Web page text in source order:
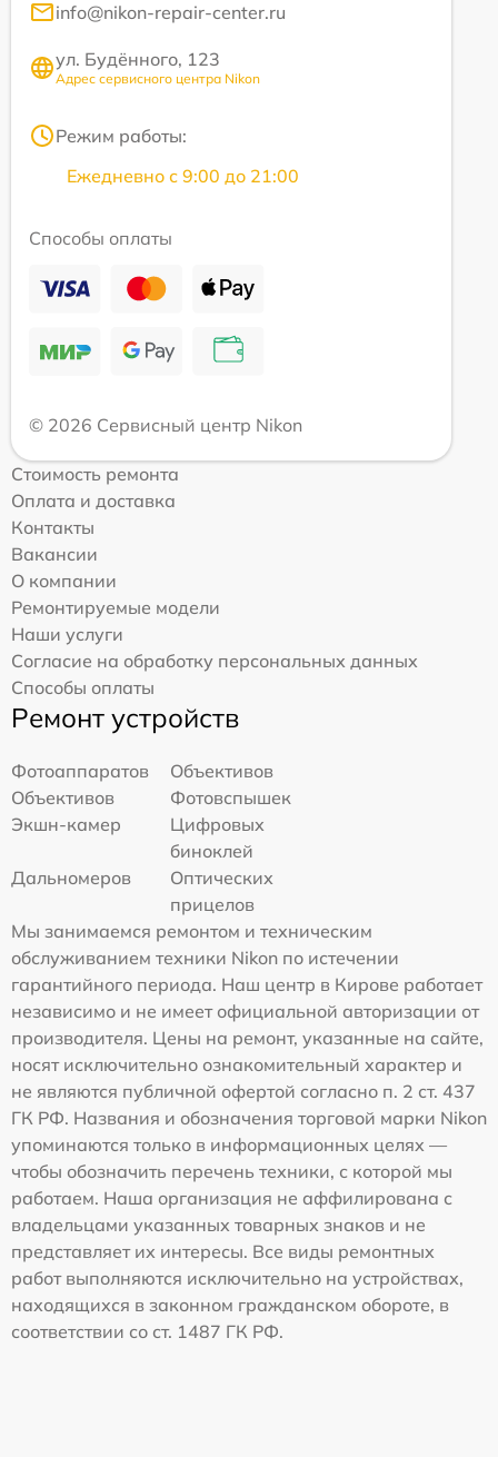
info@nikon-repair-center.ru
ул. Будённого, 123
Адрес сервисного центра Nikon
Режим работы:
Ежедневно с 9:00 до 21:00
Способы оплаты
© 2026 Сервисный центр Nikon
Стоимость ремонта
Оплата и доставка
Контакты
Вакансии
О компании
Ремонтируемые модели
Наши услуги
Согласие на обработку персональных данных
Способы оплаты
Ремонт устройств
Фотоаппаратов
Объективов
Объективов
Фотовспышек
Экшн-камер
Цифровых
биноклей
Дальномеров
Оптических
прицелов
Мы занимаемся ремонтом и техническим
обслуживанием техники Nikon по истечении
гарантийного периода. Наш центр в Кирове работает
независимо и не имеет официальной авторизации от
производителя. Цены на ремонт, указанные на сайте,
носят исключительно ознакомительный характер и
не являются публичной офертой согласно п. 2 ст. 437
ГК РФ. Названия и обозначения торговой марки Nikon
упоминаются только в информационных целях —
чтобы обозначить перечень техники, с которой мы
работаем. Наша организация не аффилирована с
владельцами указанных товарных знаков и не
представляет их интересы. Все виды ремонтных
работ выполняются исключительно на устройствах,
находящихся в законном гражданском обороте, в
соответствии со ст. 1487 ГК РФ.